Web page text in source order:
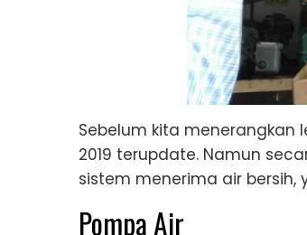
Sebelum kita menerangkan
2019 terupdate. Namun
sistem menerima air bersih,
Pompa Air